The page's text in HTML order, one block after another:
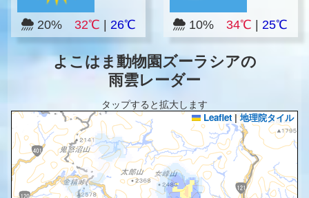
20% 32℃ 26℃ 10%34℃ |25℃
よこはま動物園ズーラシアの
雨雲レーダー
タップすると拡大します
Leaflet | 地理院タイル